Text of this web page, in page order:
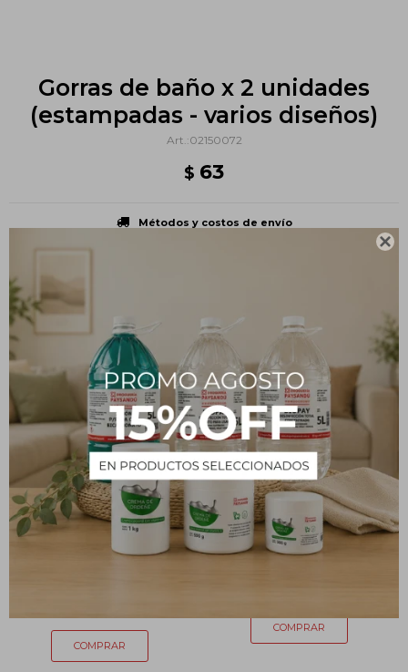

Gorras de baño x 2 unidades
(estampadas - varios diseños)
02150072
$ 63
Métodos y costos de envío
PRODUCTOS QUE TE PUEDEN INTERESAR
Aceite de Simil Almendras
Set para tintes de cabellos